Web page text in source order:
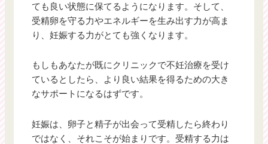
ても良い状態に保てるようになります。そして、
受精卵を守る力やエネルギーを生み出す力が高ま
り、妊娠する力がとても強くなります。
もしもあなたが既にクリニックで不妊治療を受け
ているとしたら、より良い結果を得るための大き
なサポートになるはずです。
妊娠は、卵子と精子が出会って受精したら終わり
ではなく、それこそが始まりです。受精する力は